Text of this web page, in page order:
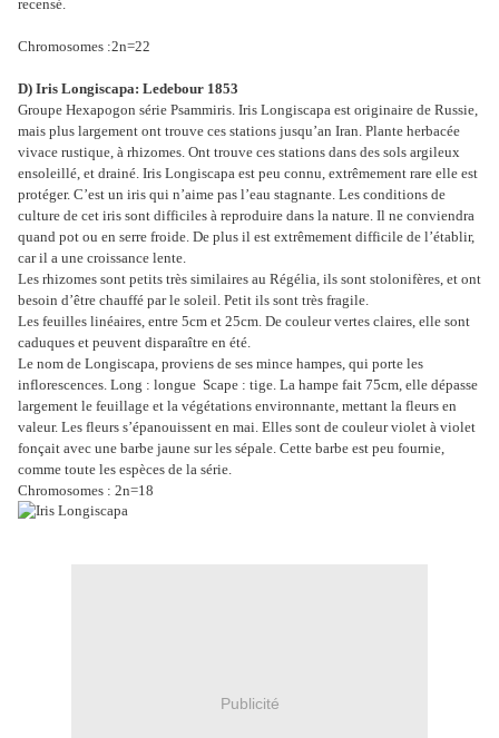
recensé.
Chromosomes :2n=22
D) Iris Longiscapa: Ledebour 1853
Groupe Hexapogon série Psammiris. Iris Longiscapa est originaire de Russie,
mais plus largement ont trouve ces stations jusqu’an Iran. Plante herbacée
vivace rustique, à rhizomes. Ont trouve ces stations dans des sols argileux
ensoleillé, et drainé. Iris Longiscapa est peu connu, extrêmement rare elle est
protéger. C’est un iris qui n’aime pas l’eau stagnante. Les conditions de
culture de cet iris sont difficiles à reproduire dans la nature. Il ne conviendra
quand pot ou en serre froide. De plus il est extrêmement difficile de l’établir,
car il a une croissance lente.
Les rhizomes sont petits très similaires au Régélia, ils sont stolonifères, et ont
besoin d’être chauffé par le soleil. Petit ils sont très fragile.
Les feuilles linéaires, entre 5cm et 25cm. De couleur vertes claires, elle sont
caduques et peuvent disparaître en été.
Le nom de Longiscapa, proviens de ses mince hampes, qui porte les
inflorescences. Long : longue Scape : tige. La hampe fait 75cm, elle dépasse
largement le feuillage et la végétations environnante, mettant la fleurs en
valeur. Les fleurs s’épanouissent en mai. Elles sont de couleur violet à violet
fonçait avec une barbe jaune sur les sépale. Cette barbe est peu fournie,
comme toute les espèces de la série.
Chromosomes : 2n=18
Publicité